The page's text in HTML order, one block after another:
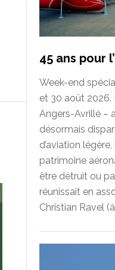
45 ans pour
Week-end
et 30 août 2026.
Angers-Avrillé –
désormais
d’aviation
patrimoine
être détruit ou
réunissait en
Christian Ravel